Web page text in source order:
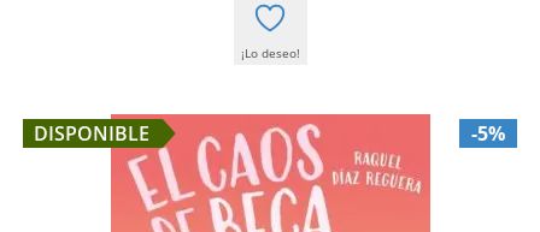
¡Lo deseo!
DISPONIBLE -5%